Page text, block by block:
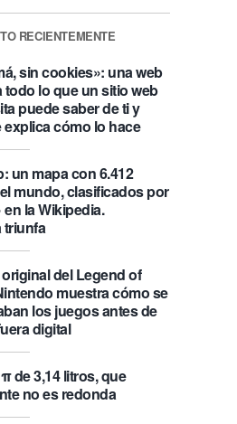
RECIENTEMENTE
sin cookies»: una web
todo lo que un sitio web
puede saber de ti y
explica cómo lo hace
un mapa con 6.412
mundo, clasificados por
la Wikipedia.
triunfa
del Legend of
muestra cómo se
los juegos antes de
digital
de 3,14 litros, que
no es redonda